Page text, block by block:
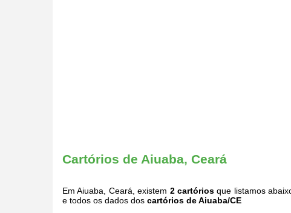
Cartórios de Aiuaba, Ceará
Em Aiuaba, Ceará, existem 2 cartóriosque listamos
e todos os dados dos cartórios de Aiuaba/CE